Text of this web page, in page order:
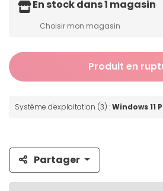
En stock dans 1 magasin
Choisir mon magasin
Produit en
Système d'exploitation (3) :Windows 11
Partager